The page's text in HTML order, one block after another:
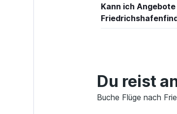
Kann ich
Du reist
Buche Flüge nach